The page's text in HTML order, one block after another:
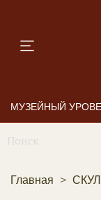
МУЗЕЙНЫЙ
Главная